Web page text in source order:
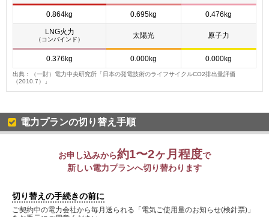
0.864kg 0.695kg 0.476kg
LNG火力
（コンバインド） 太陽光 原子力
0.376kg 0.000kg 0.000kg
出典：（一財）電力中央研究所「日本の発電技術のライフサイクルCO2排出量評価
（2010.7）」
電力プランの切り替え手順
お申し込みから約1〜2ヶ月程度で
新しい電力プランへ切り替わります
切り替えの手続きの前に
ご契約中の電力会社から毎月送られる「電気ご使用量のお知らせ(検針票)」